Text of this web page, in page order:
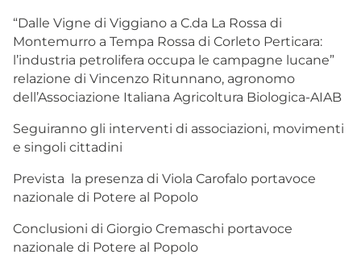
“Dalle Vigne di Viggiano a C.da La Rossa di
Montemurro a Tempa Rossa di Corleto Perticara:
l’industria petrolifera occupa le campagne lucane”
relazione di Vincenzo Ritunnano, agronomo
dell’Associazione Italiana Agricoltura Biologica-AIAB
Seguiranno gli interventi di associazioni, movimenti
e singoli cittadini
Prevista la presenza di Viola Carofalo portavoce
nazionale di Potere al Popolo
Conclusioni di Giorgio Cremaschi portavoce
nazionale di Potere al Popolo